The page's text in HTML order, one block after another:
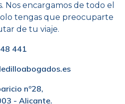
Nos encargamos de todo el
tengas que preocuparte
de tu viaje.
441
nº28,
- Alicante.